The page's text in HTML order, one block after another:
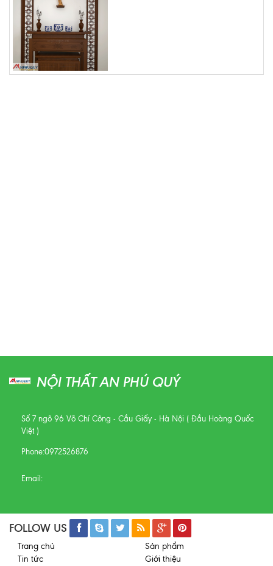
NỘI THẤT AN PHÚ QUÝ
Số 7 ngõ 96 Võ Chí Công - Cầu Giấy - Hà Nội ( Đầu Hoàng Quốc
Việt )
Phone:0972526876
Email:
FOLLOW US
Trang chủ
Sản phẩm
Tin tức
Giới thiệu